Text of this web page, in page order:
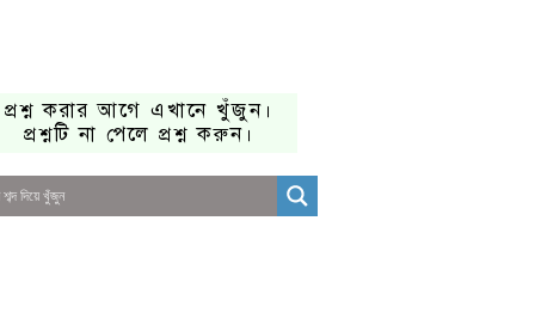
প্রশ্ন করার আগে এখানে খুঁজুন।
প্রশ্নটি না পেলে প্রশ্ন করুন।